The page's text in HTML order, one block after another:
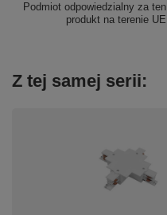
Podmiot odpowiedzialny za ten
produkt na terenie UE
Z tej samej serii: